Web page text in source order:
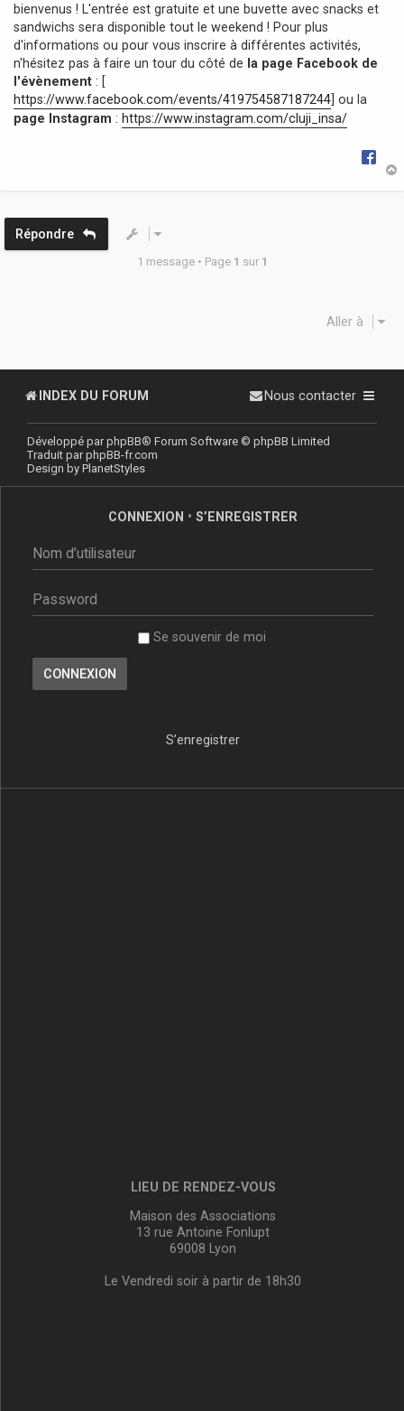
bienvenus ! L'entrée est gratuite et une buvette avec snacks et
sandwichs sera disponible tout le weekend ! Pour plus
d'informations ou pour vous inscrire à différentes activités,
n'hésitez pas à faire un tour du côté de la page Facebook de
l'évènement : [
https://www.facebook.com/events/419754587187244 ] ou la
page Instagram : https://www.instagram.com/cluji_insa/
Répondre
1 message • Page 1 sur 1
Aller à
INDEX DU FORUM Nous contacter
Développé parphpBB® Forum Software © phpBB Limited
Traduit parphpBB-fr.com
Design by PlanetStyles
CONNEXION • S’ENREGISTRER
Se souvenir de moi
S’enregistrer
LIEU DE RENDEZ-VOUS
Maison des Associations
13 rue Antoine Fonlupt
69008 Lyon
Le Vendredi soir à partir de 18h30